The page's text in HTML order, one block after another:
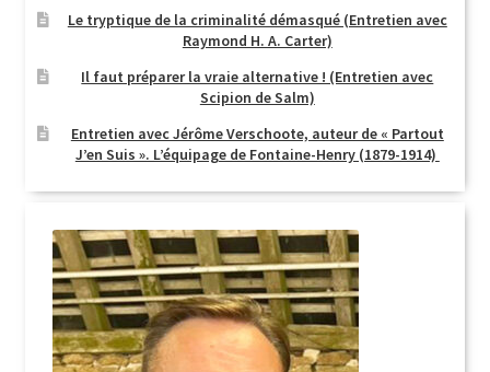
Le tryptique de la criminalité démasqué (Entretien avec
Raymond H. A. Carter)
Il faut préparer la vraie alternative ! (Entretien avec
Scipion de Salm)
Entretien avec Jérôme Verschoote, auteur de « Partout
J’en Suis ». L’équipage de Fontaine-Henry (1879-1914)